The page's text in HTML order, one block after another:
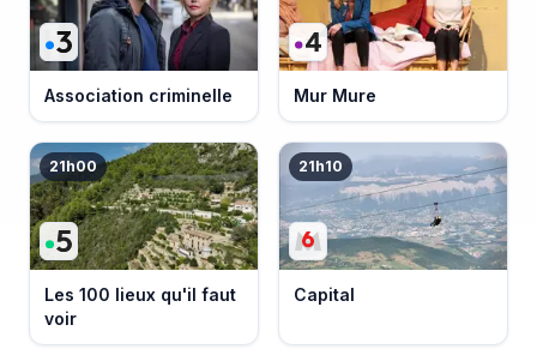
Association criminelle Mur Mure
21h00
Les 100 lieux qu'il faut
voir
21h10
Capital